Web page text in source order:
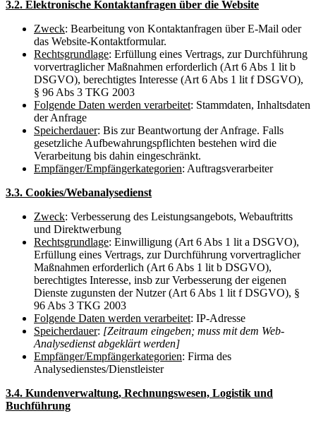
3.2. Elektronische Kontaktanfragen über die Website
Zweck: Bearbeitung von Kontaktanfragen über E-Mail oder
das Website-Kontaktformular.
Rechtsgrundlage: Erfüllung eines Vertrags, zur Durchführung
vorvertraglicher Maßnahmen erforderlich (Art 6 Abs 1 lit b
DSGVO), berechtigtes Interesse (Art 6 Abs 1 lit f DSGVO),
§ 96 Abs 3 TKG 2003
Folgende Daten werden verarbeitet: Stammdaten, Inhaltsdaten
der Anfrage
Speicherdauer: Bis zur Beantwortung der Anfrage. Falls
gesetzliche Aufbewahrungspflichten bestehen wird die
Verarbeitung bis dahin eingeschränkt.
Empfänger/Empfängerkategorien: Auftragsverarbeiter
3.3. Cookies/Webanalysedienst
Zweck: Verbesserung des Leistungsangebots, Webauftritts
und Direktwerbung
Rechtsgrundlage: Einwilligung (Art 6 Abs 1 lit a DSGVO),
Erfüllung eines Vertrags, zur Durchführung vorvertraglicher
Maßnahmen erforderlich (Art 6 Abs 1 lit b DSGVO),
berechtigtes Interesse, insb zur Verbesserung der eigenen
Dienste zugunsten der Nutzer (Art 6 Abs 1 lit f DSGVO), §
96 Abs 3 TKG 2003
Folgende Daten werden verarbeitet: IP-Adresse
Speicherdauer: [Zeitraum eingeben; muss mit dem Web-
Analysedienst abgeklärt werden]
Empfänger/Empfängerkategorien: Firma des
Analysedienstes/Dienstleister
3.4. Kundenverwaltung, Rechnungswesen, Logistik und
Buchführung